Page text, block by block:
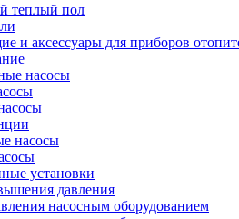
теплый пол
и аксессуары для приборов
насосы
насосы
установки
давления
насосным оборудованием